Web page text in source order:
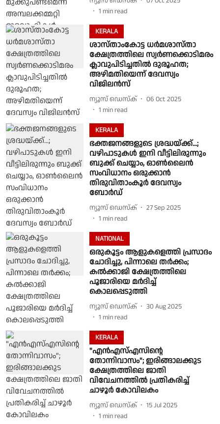
1 min read
KERALA
ശാസ്താംകോട്ട ധർമശാസ്താ
ക്ഷേത്രത്തിലെ സ്വർണക്കൊടിമരം
ക്ലാവുപിടിച്ചതിൽ ദുരൂഹത;
അഴിമതിയെന്ന് ദേവസ്വം
വിജിലന്‍സ്
ന്യൂസ് ഡെസ്ക്
06 Oct 2025
1 min read
KERALA
ഭക്തജനങ്ങളുടെ ശ്രദ്ധയ്ക്ക്...;
വഴിപാടുകൾ ഇനി വീട്ടിലിരുന്നും
ബുക്ക് ചെയ്യാം, ഓൺലൈൻ
സംവിധാനം ഒരുക്കാൻ
തിരുവിതാംകൂർ ദേവസ്വം
ബോർഡ്
ന്യൂസ് ഡെസ്ക്
27 Sep 2025
1 min read
NATIONAL
ഒരുകൂട്ടം ആളുകളെത്തി പ്രസാദം
ചോദിച്ചു, പിന്നാലെ തര്‍ക്കം;
കല്‍ക്കാജി ക്ഷേത്രത്തിലെ
പൂജാരിയെ മര്‍ദിച്ച്
കൊലപ്പെടുത്തി
ന്യൂസ് ഡെസ്ക്
30 Aug 2025
1 min read
KERALA
"എൻഎസ്‌എസിൻ്റെ
തോന്നിവാസം"; ഇരിങ്ങാലക്കുട
ക്ഷേത്രത്തിലെ ജാതി
വിവേചനത്തിൽ പ്രതികരിച്ച്
ചാഴൂർ കോവിലകം
ന്യൂസ് ഡെസ്ക്
15 Jul 2025
1 min read